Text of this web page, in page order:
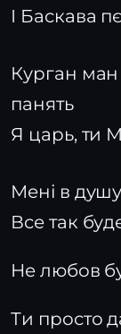
І Баскава
Курган
панять
Я царь, ти
Мені в
Все так
Не любов
Ти просто